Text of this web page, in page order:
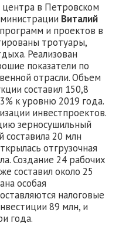
центра в Петровском
Виталий
и проектов в
тротуары,
Реализован
показатели по
отрасли. Объем
составил 150,8
к уровню 2019 года.
инвестпроектов.
зерносушильный
составила 20 млн
отгрузочная
Создание 24 рабочих
составил около 25
особая
налоговые
89 млн, и
года.